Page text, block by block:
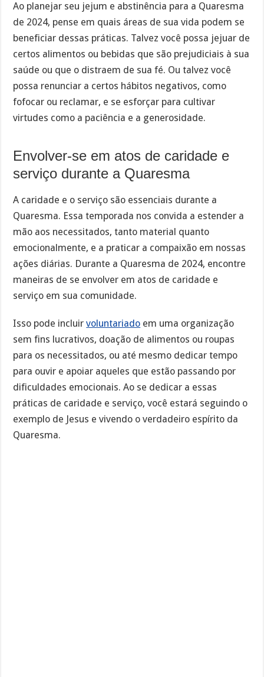
Ao planejar seu jejum e abstinência para a Quaresma
de 2024, pense em quais áreas de sua vida podem se
beneficiar dessas práticas. Talvez você possa jejuar de
certos alimentos ou bebidas que são prejudiciais à sua
saúde ou que o distraem de sua fé. Ou talvez você
possa renunciar a certos hábitos negativos, como
fofocar ou reclamar, e se esforçar para cultivar
virtudes como a paciência e a generosidade.
Envolver-se em atos de caridade e
serviço durante a Quaresma
A caridade e o serviço são essenciais durante a
Quaresma. Essa temporada nos convida a estender a
mão aos necessitados, tanto material quanto
emocionalmente, e a praticar a compaixão em nossas
ações diárias. Durante a Quaresma de 2024, encontre
maneiras de se envolver em atos de caridade e
serviço em sua comunidade.
Isso pode incluirvoluntariado em uma organização
sem fins lucrativos, doação de alimentos ou roupas
para os necessitados, ou até mesmo dedicar tempo
para ouvir e apoiar aqueles que estão passando por
dificuldades emocionais. Ao se dedicar a essas
práticas de caridade e serviço, você estará seguindo o
exemplo de Jesus e vivendo o verdadeiro espírito da
Quaresma.